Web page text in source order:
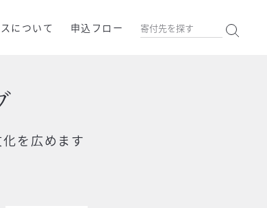
について 申込フロー
を広めます